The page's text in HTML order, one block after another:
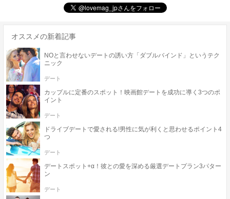
オススメの新着記事
NOと言わせないデートの誘い方「ダブルバインド」というテク
ニック
デート
カップルに定番のスポット！映画館デートを成功に導く3つのポ
イント
デート
ドライブデートで愛される!男性に気が利くと思わせるポイント4
つ
デート
デートスポット+α！彼との愛を深める厳選デートプラン3パター
ン
デート